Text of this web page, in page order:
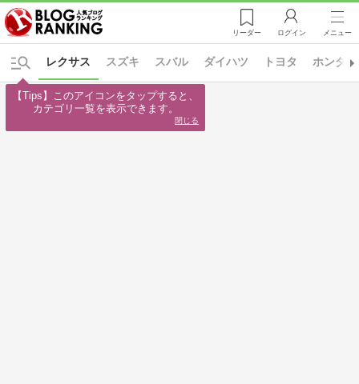
リーダー ログイン メニュー
スズキ スバル ダイハツ トヨタ ホンダ
レクサス
【Tips】このアイコンをタップすると、
カテゴリ一覧を表示できます。
閉じる